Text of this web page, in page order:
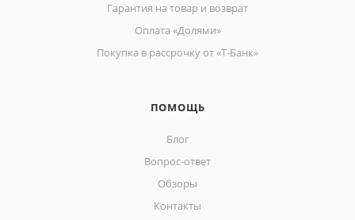
Гарантия на товар и возврат
Оплата «Долями»
Покупка в рассрочку от «Т-Банк»
ПОМОЩЬ
Блог
Вопрос-ответ
Обзоры
Контакты